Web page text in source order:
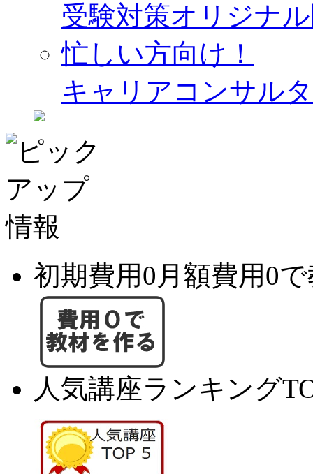
受験対策オリジナ
忙しい方向け！
キャリアコンサル
初期費用0月額費用0
人気講座ランキング